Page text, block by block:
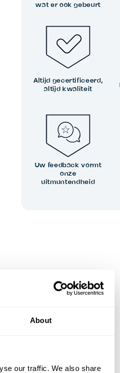
About
our traffic. We also share
wat er ook gebeurt
Altijd gecertificeerd,
altijd kwaliteit
Uw feedback vormt
onze
uitmuntendheid